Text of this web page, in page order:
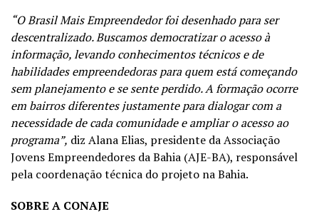
“O Brasil Mais Empreendedor foi desenhado para ser
descentralizado. Buscamos democratizar o acesso à
informação, levando conhecimentos técnicos e de
habilidades empreendedoras para quem está começando
sem planejamento e se sente perdido. A formação ocorre
em bairros diferentes justamente para dialogar com a
necessidade de cada comunidade e ampliar o acesso ao
programa”, diz Alana Elias, presidente da Associação
Jovens Empreendedores da Bahia (AJE-BA), responsável
pela coordenação técnica do projeto na Bahia.
SOBRE A CONAJE